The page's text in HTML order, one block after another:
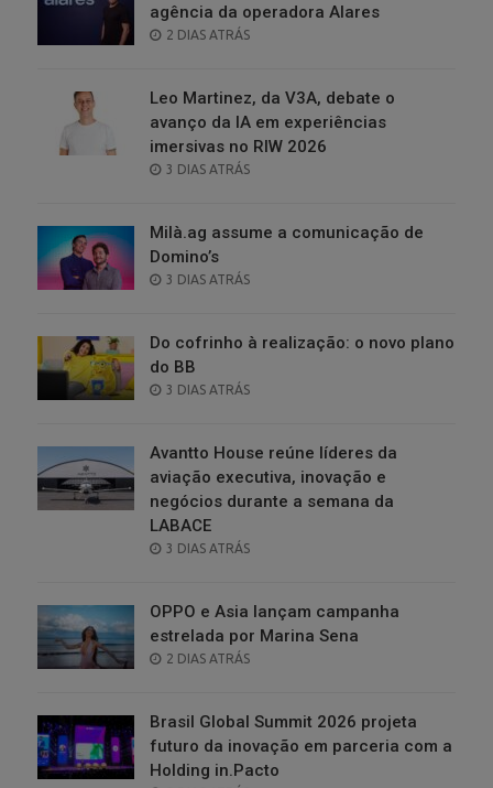
agência da operadora Alares
POSTED
2 DIAS ATRÁS
Leo Martinez, da V3A, debate o
avanço da IA em experiências
imersivas no RIW 2026
POSTED
3 DIAS ATRÁS
Milà.ag assume a comunicação de
Domino’s
POSTED
3 DIAS ATRÁS
Do cofrinho à realização: o novo plano
do BB
POSTED
3 DIAS ATRÁS
Avantto House reúne líderes da
aviação executiva, inovação e
negócios durante a semana da
LABACE
POSTED
3 DIAS ATRÁS
OPPO e Asia lançam campanha
estrelada por Marina Sena
POSTED
2 DIAS ATRÁS
Brasil Global Summit 2026 projeta
futuro da inovação em parceria com a
Holding in.Pacto